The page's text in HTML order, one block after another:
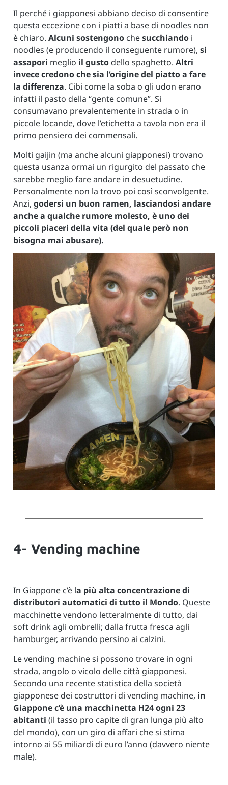
Il perché i giapponesi abbiano deciso di consentire
questa eccezione con i piatti a base di noodles non
è chiaro. Alcuni sostengono chesucchiando i
noodles (e producendo il conseguente rumore), si
assapori meglio il gusto dello spaghetto. Altri
invece credono che sia l’origine del piatto a fare
la differenza. Cibi come la soba o gli udon erano
infatti il pasto della “gente comune”. Si
consumavano prevalentemente in strada o in
piccole locande, dove l’etichetta a tavola non era il
primo pensiero dei commensali.
Molti gaijin (ma anche alcuni giapponesi) trovano
questa usanza ormai un rigurgito del passato che
sarebbe meglio fare andare in desuetudine.
Personalmente non la trovo poi così sconvolgente.
Anzi, godersi un buon ramen, lasciandosi andare
anche a qualche rumore molesto, è uno dei
piccoli piaceri della vita (del quale però non
bisogna mai abusare).
4- Vending machine
In Giappone c’è la più alta concentrazione di
distributori automatici di tutto il Mondo. Queste
macchinette vendono letteralmente di tutto, dai
soft drink agli ombrelli; dalla frutta fresca agli
hamburger, arrivando persino ai calzini.
Le vending machine si possono trovare in ogni
strada, angolo o vicolo delle città giapponesi.
Secondo una recente statistica della società
giapponese dei costruttori di vending machine, in
Giappone c’è una macchinetta H24 ogni 23
abitanti (il tasso pro capite di gran lunga più alto
del mondo), con un giro di affari che si stima
intorno ai 55 miliardi di euro l’anno (davvero niente
male).